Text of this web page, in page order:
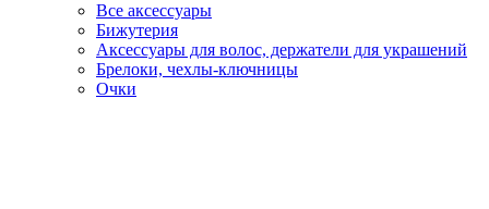
Все аксессуары
Бижутерия
Аксессуары для волос, держатели для украшений
Брелоки, чехлы-ключницы
Очки